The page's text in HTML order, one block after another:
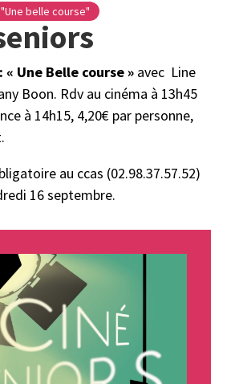
belle course"
: « Une Belle course »avec Line
Boon. Rdv au cinéma à 13h45
à 14h15, 4,20€ par personne,
au ccas (02.98.37.57.52)
16 septembre.